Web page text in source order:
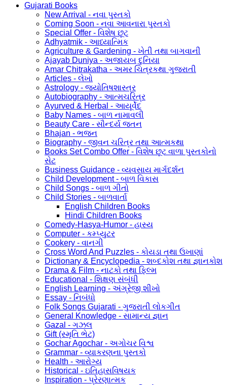
Gujarati Books
New Arrival - નવા પુસ્તકો
Coming Soon - નવા આવનારા પુસ્તકો
Special Offer - વિશેષ છૂટ
Adhyatmik - આધ્યાત્મિક
Agriculture & Gardening - ખેતી તથા બાગવાની
Ajayab Duniya - અજાયબ દુનિયા
Amar Chitrakatha - અમર ચિત્રકથા ગુજરાતી
Articles - લેખો
Astrology - જ્યોતિષશાસ્ત્ર
Autobiography - આત્મચરિત્ર
Ayurved & Herbal - આયૂર્વેદ
Baby Names - બાળ નામાવલી
Beauty Care - સૌન્દર્ય જતન
Bhajan - ભજન
Biography - જીવન ચરિત્ર તથા આત્મકથા
Books Set Combo Offer - વિશેષ છૂટ વાળા પુસ્તકોનો
સેટ
Business Guidance - વ્યવસાય માર્ગદર્શન
Child Development - બાળ વિકાસ
Child Songs - બાળ ગીતો
Child Stories - બાળવાર્તા
English Children Books
Hindi Children Books
Comedy-Hasya-Humor - હાસ્ય
Computer - કમ્પ્યુટર
Cookery - વાનગી
Cross Word And Puzzles - કોયડા તથા ઉખાણાં
Dictionary & Encyclopedia - શબ્દકોશ તથા જ્ઞાનકોશ
Drama & Film - નાટકો તથા ફિલ્મ
Educational - શિક્ષણ સંબંધી
English Learning - અંગ્રેજી શીખો
Essay - નિબંધો
Folk Songs Gujarati - ગુજરાતી લોકગીત
General Knowledge - સામાન્ય જ્ઞાન
Gazal - ગઝલ
Gift (સ્મૃતિ ભેટ)
Gochar Agochar - અગોચર વિશ્વ
Grammar - વ્યાકરણના પુસ્તકો
Health - આરોગ્ય
Historical - ઇતિહાસવિષયક
Inspiration - પ્રેરણાત્મક